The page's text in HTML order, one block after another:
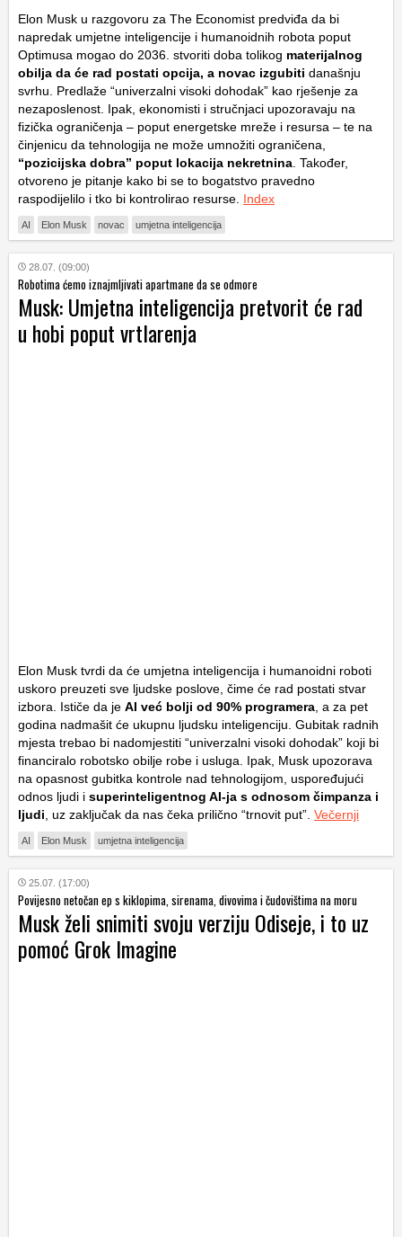
Elon Musk u razgovoru za The Economist predviđa da bi
napredak umjetne inteligencije i humanoidnih robota poput
Optimusa mogao do 2036. stvoriti doba tolikog materijalnog
obilja da će rad postati opcija, a novac izgubiti današnju
svrhu. Predlaže “univerzalni visoki dohodak” kao rješenje za
nezaposlenost. Ipak, ekonomisti i stručnjaci upozoravaju na
fizička ograničenja – poput energetske mreže i resursa – te na
činjenicu da tehnologija ne može umnožiti ograničena,
“pozicijska dobra” poput lokacija nekretnina . Također,
otvoreno je pitanje kako bi se to bogatstvo pravedno
raspodijelilo i tko bi kontrolirao resurse. Index
AI Elon Musk novac umjetna inteligencija
28.07. (09:00)
Robotima ćemo iznajmljivati apartmane da se odmore
Musk: Umjetna inteligencija pretvorit će rad
u hobi poput vrtlarenja
Elon Musk tvrdi da će umjetna inteligencija i humanoidni roboti
uskoro preuzeti sve ljudske poslove, čime će rad postati stvar
izbora. Ističe da je AI već bolji od 90% programera , a za pet
godina nadmašit će ukupnu ljudsku inteligenciju. Gubitak radnih
mjesta trebao bi nadomjestiti “univerzalni visoki dohodak” koji bi
financiralo robotsko obilje robe i usluga. Ipak, Musk upozorava
na opasnost gubitka kontrole nad tehnologijom, uspoređujući
odnos ljudi i superinteligentnog AI-ja s odnosom čimpanza i
ljudi , uz zaključak da nas čeka prilično “trnovit put”. Večernji
AI Elon Musk umjetna inteligencija
25.07. (17:00)
Povijesno netočan ep s kiklopima, sirenama, divovima i čudovištima na moru
Musk želi snimiti svoju verziju Odiseje, i to uz
pomoć Grok Imagine